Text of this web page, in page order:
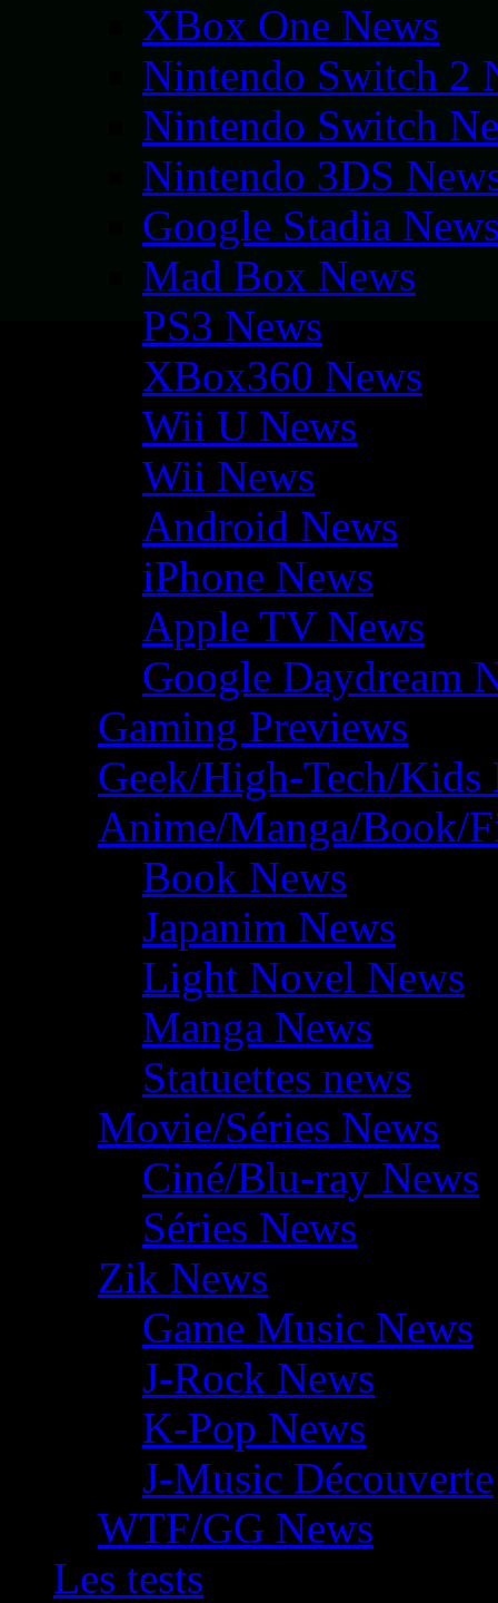
XBox One News
Nintendo Switch 2
Nintendo Switch
Nintendo 3DS
Google Stadia
Mad Box News
PS3 News
XBox360 News
Wii U News
Wii News
Android News
iPhone News
Apple TV News
Google Daydream
Gaming Previews
Geek/High-Tech/Kids
Anime/Manga/Book/
Book News
Japanim News
Light Novel News
Manga News
Statuettes news
Movie/Séries News
Ciné/Blu-ray News
Séries News
Zik News
Game Music News
J-Rock News
K-Pop News
J-Music Découverte
WTF/GG News
Les tests